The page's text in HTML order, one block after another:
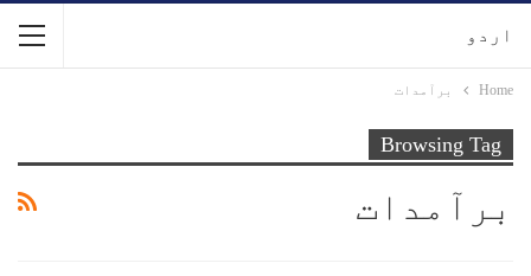
اردو
Home برآمدات
Browsing Tag
برآمدات